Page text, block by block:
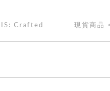
Crafted 現貨商品